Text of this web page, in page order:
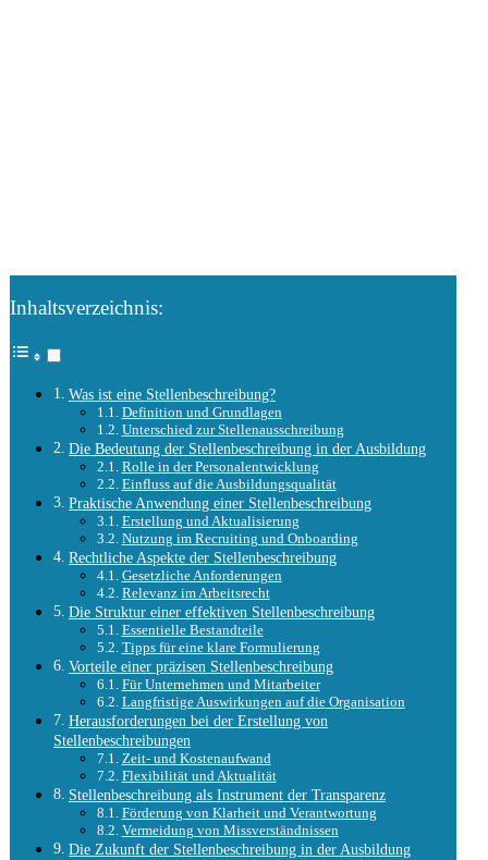
Inhaltsverzeichnis:
Was ist eine Stellenbeschreibung?
Definition und Grundlagen
Unterschied zur Stellenausschreibung
Die Bedeutung der Stellenbeschreibung in der Ausbildung
Rolle in der Personalentwicklung
Einfluss auf die Ausbildungsqualität
Praktische Anwendung einer Stellenbeschreibung
Erstellung und Aktualisierung
Nutzung im Recruiting und Onboarding
Rechtliche Aspekte der Stellenbeschreibung
Gesetzliche Anforderungen
Relevanz im Arbeitsrecht
Die Struktur einer effektiven Stellenbeschreibung
Essentielle Bestandteile
Tipps für eine klare Formulierung
Vorteile einer präzisen Stellenbeschreibung
Für Unternehmen und Mitarbeiter
Langfristige Auswirkungen auf die Organisation
Herausforderungen bei der Erstellung von
Stellenbeschreibungen
Zeit- und Kostenaufwand
Flexibilität und Aktualität
Stellenbeschreibung als Instrument der Transparenz
Förderung von Klarheit und Verantwortung
Vermeidung von Missverständnissen
Die Zukunft der Stellenbeschreibung in der Ausbildung